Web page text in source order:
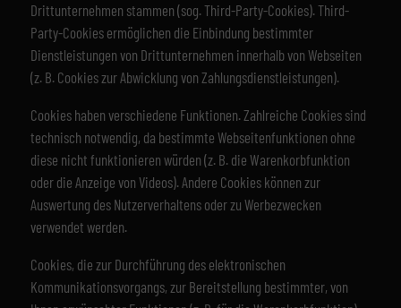
Drittunternehmen stammen (sog. Third-Party-Cookies). Third-
Party-Cookies ermöglichen die Einbindung bestimmter
Dienstleistungen von Drittunternehmen innerhalb von Webseiten
(z. B. Cookies zur Abwicklung von Zahlungsdienstleistungen).
Cookies haben verschiedene Funktionen. Zahlreiche Cookies sind
technisch notwendig, da bestimmte Webseitenfunktionen ohne
diese nicht funktionieren würden (z. B. die Warenkorbfunktion
oder die Anzeige von Videos). Andere Cookies können zur
Auswertung des Nutzerverhaltens oder zu Werbezwecken
verwendet werden.
Cookies, die zur Durchführung des elektronischen
Kommunikationsvorgangs, zur Bereitstellung bestimmter, von